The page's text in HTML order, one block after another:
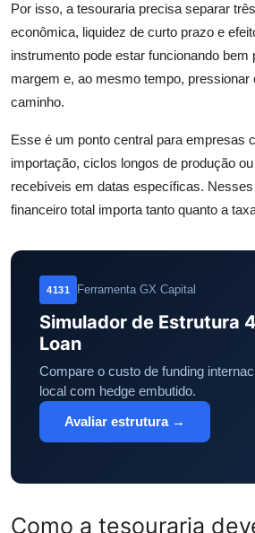
Por isso, a tesouraria precisa separar
econômica, liquidez de curto prazo e
instrumento pode estar funcionando bem
margem e, ao mesmo tempo, pressionar
caminho.
Esse é um ponto central para empresas
importação, ciclos longos de produção
recebíveis em datas específicas.
financeiro total importa tanto quanto a
4131 Ferramenta GX Capital
Simulador de Estrutura
Loan
Compare o custo de funding
local com hedge embutido.
Avaliar estrutura →
Como a tesouraria